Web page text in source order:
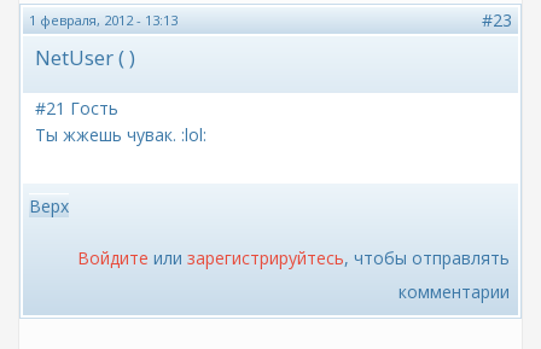
1 февраля, 2012 - 13:13 #23
NetUser ( )
#21 Гость
Ты жжешь чувак. :lol:
Верх
Войдите или зарегистрируйтесь, чтобы отправлять
комментарии